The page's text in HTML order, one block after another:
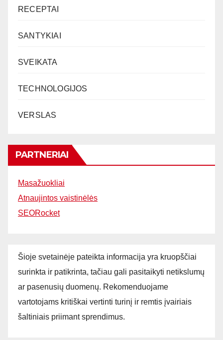
RECEPTAI
SANTYKIAI
SVEIKATA
TECHNOLOGIJOS
VERSLAS
PARTNERIAI
Masažuokliai
Atnaujintos vaistinėlės
SEORocket
Šioje svetainėje pateikta informacija yra kruopščiai
surinkta ir patikrinta, tačiau gali pasitaikyti netikslumų
ar pasenusių duomenų. Rekomenduojame
vartotojams kritiškai vertinti turinį ir remtis įvairiais
šaltiniais priimant sprendimus.